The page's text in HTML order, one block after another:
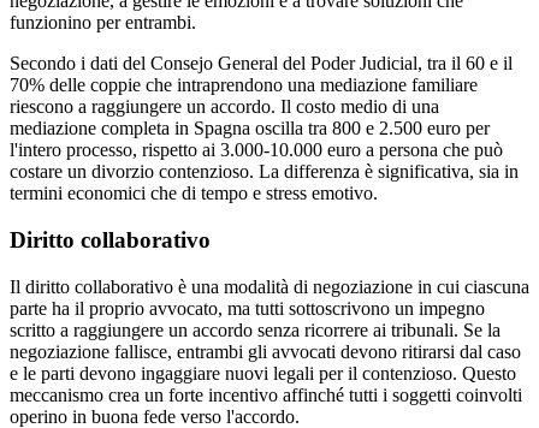
funzionino per entrambi.
Secondo i dati del Consejo General del Poder Judicial, tra il 60 e il
70% delle coppie che intraprendono una mediazione familiare
riescono a raggiungere un accordo. Il costo medio di una
mediazione completa in Spagna oscilla tra 800 e 2.500 euro per
l'intero processo, rispetto ai 3.000-10.000 euro a persona che può
costare un divorzio contenzioso. La differenza è significativa, sia in
termini economici che di tempo e stress emotivo.
Diritto collaborativo
Il diritto collaborativo è una modalità di negoziazione in cui ciascuna
parte ha il proprio avvocato, ma tutti sottoscrivono un impegno
scritto a raggiungere un accordo senza ricorrere ai tribunali. Se la
negoziazione fallisce, entrambi gli avvocati devono ritirarsi dal caso
e le parti devono ingaggiare nuovi legali per il contenzioso. Questo
meccanismo crea un forte incentivo affinché tutti i soggetti coinvolti
operino in buona fede verso l'accordo.